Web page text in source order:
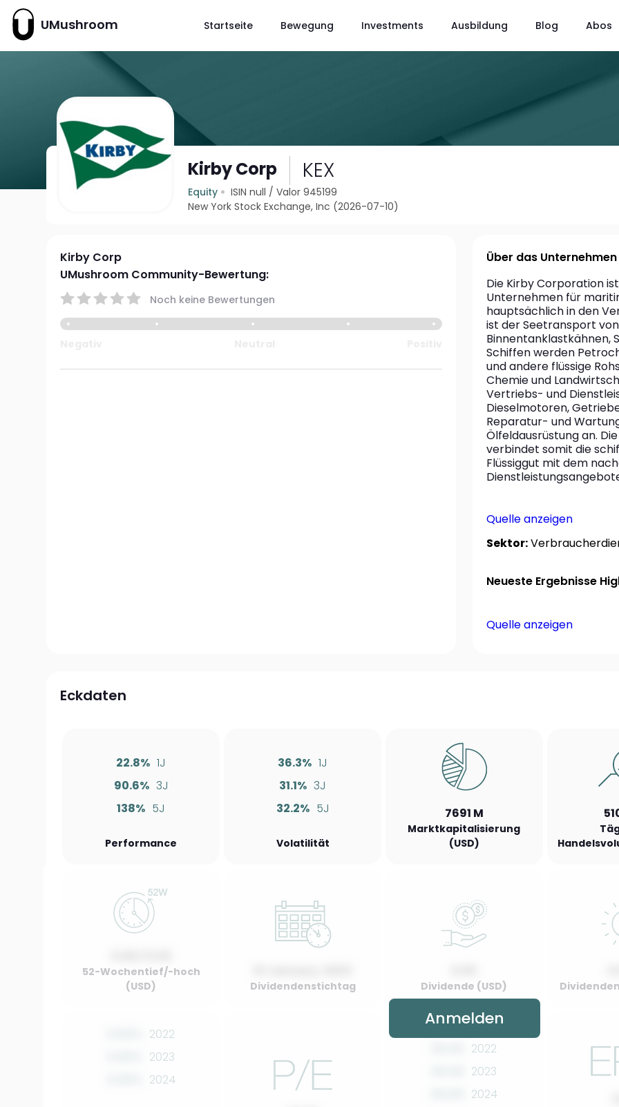
UMushroom Startseite Bewegung Investments Ausbildung Blog Abos
Kirby Corp KEX
Equity ISIN null /Valor 945199
New York Stock Exchange, Inc (2026-07-10)
Kirby Corp
UMushroom Community-Bewertung:
Noch keine Bewertungen
Über das Unternehmen
Die Kirby Corporation
Unternehmen für
hauptsächlich in den
ist der Seetransport
Binnentanklastkähnen,
Schiffen werden
und andere flüssige
Chemie und
Vertriebs- und
Dieselmotoren,
Reparatur- und
Ölfeldausrüstung an.
verbindet somit die
Flüssiggut mit dem
Quelle anzeigen
Sektor:
Neueste Ergebnisse
Quelle anzeigen
Eckdaten
22.8% 1J
90.6% 3J
138% 5J
Performance
36.3% 1J
31.1% 3J
32.2% 5J
Volatilität
7691 M
Marktkapitalisierung
(USD)
52-Wochentief/-hoch
(USD)
Dividendenstichtag Dividende (USD)
2022
2023
2024
2022
2023
2024
Anmelden